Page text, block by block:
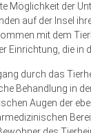
Möglichkeit der
auf der Insel
mit dem
Einrichtung, die in
durch das
Behandlung in
Augen der